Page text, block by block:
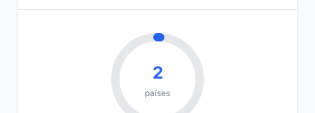
2
países